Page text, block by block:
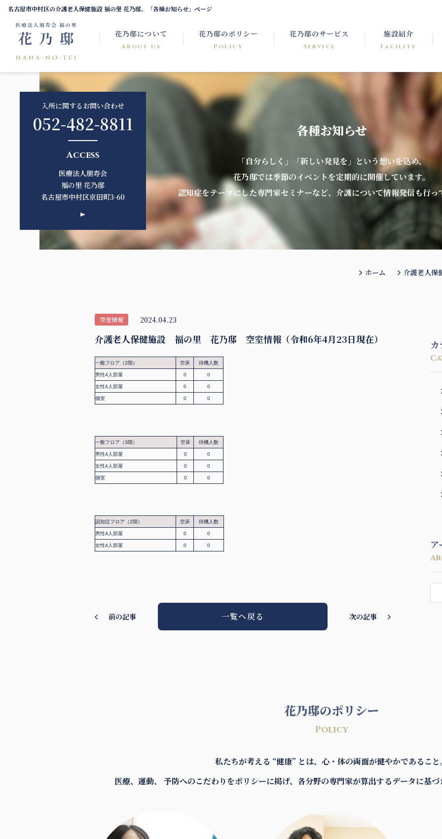
名古屋市中村区の介護老人保健施設 福の里 花乃邸。「各種お知らせ」ページ
花乃邸について
About us
花乃邸のポリシー
Policy
花乃邸のサービス
Service
施設紹介
Facility
各種お知らせ
「自分らしく」「新しい発見を」という想いを込め、
花乃邸では季節のイベントを定期的に開催しています。
認知症をテーマにした専門家セミナーなど、介護について情報発信も行っ
入所に関するお問い合わせ
052-482-8811
Access
医療法人朋寿会
福の里 花乃邸
名古屋市中村区京田町3-60
ホーム 介護老人
空室情報 2024.04.23
介護老人保健施設 福の里 花乃邸 空室情報（令和6年4月23日現在）
一般フロア（2階） 空床 待機人数
男性4人部屋 0 0
女性4人部屋 0 0
個室 0 0
一般フロア（3階） 空床 待機人数
男性4人部屋 0 0
女性4人部屋 0 0
個室 0 0
認知症フロア（2階） 空床 待機人数
男性4人部屋 0 0
女性4人部屋 0 0
前の記事 一覧へ戻る 次の記事
ア
花乃邸のポリシー
Policy
私たちが考える “健康” とは、 心・体の両面が健やかであること
医療、運動、 予防へのこだわりをポリシーに掲げ、各分野の専門家が算出するデータに基